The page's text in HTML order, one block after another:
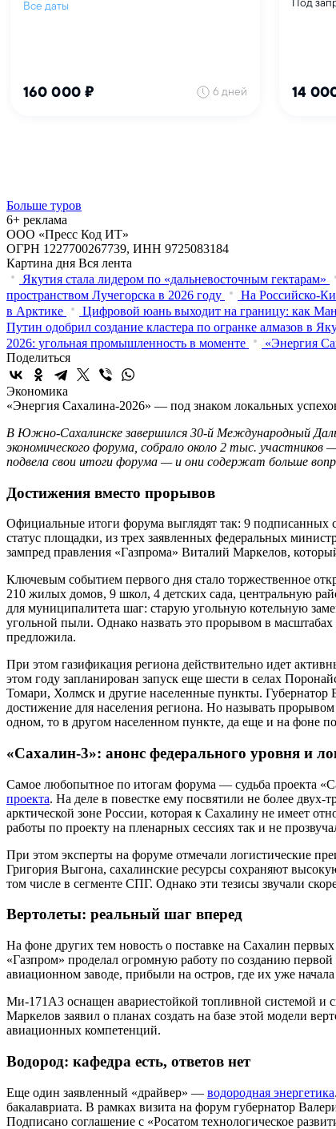
Больше туров
6+ реклама
ООО «Пресс Код ИТ»
ОГРН 1227700267739, ИНН 9725083184
Картина дня Вся лента
Якутия стала лидером по «дальневосточным гектарам»
пространством Лучегорска в 2026 году
На Российско-
в Арктике
Цифровой юань выходит на границу: как
Путин одобрил создание кластера по огранке алмазов в
2026: угольная промышленность в моменте
«Энергия
Поделиться
Экономика
«Энергия Сахалина-2026» — под знаком локальных
В Южно-Сахалинске завершился 30-й Международный
экономического форума, собрало около 2 тыс.
подвела свои итоги форума — и они содержат больше
Достижения вместо прорывов
Официальные итоги форума выглядят так: 9
статус площадки, из трех заявленных федеральных
зампред правления «Газпрома» Виталий Маркелов,
Ключевым событием первого дня стало торжественное
210 жилых домов, 9 школ, 4 детских сада, центральную
для муниципалитета шаг: старую угольную котельную
угольной пыли. Однако назвать это прорывом в
предложила.
При этом газификация региона действительно идет
этом году запланирован запуск еще шести в селах
Томари, Холмск и другие населенные пункты. Губернатор
достижение для населения региона. Но называть
одном, то в другом населенном пункте, да еще и на
«Сахалин-3»: анонс федерального уровня и
Самое любопытное по итогам форума — судьба проекта
проекта. На деле в повестке ему посвятили не более
арктической зоне России, которая к Сахалину не имеет
работы по проекту на пленарных сессиях так и не
При этом эксперты на форуме отмечали логистические
Григория Выгона, сахалинские ресурсы сохраняют
том числе в сегменте СПГ. Однако эти тезисы звучали
Вертолеты: реальный шаг вперед
На фоне других тем новость о поставке на Сахалин
«Газпром» проделал огромную работу по созданию
авиационном заводе, прибыли на остров, где их уже
Ми-171А3 оснащен авариестойкой топливной системой и
Маркелов заявил о планах создать на базе этой модели
авиационных компетенций.
Водород: кафедра есть, ответов нет
Еще один заявленный «драйвер» — водородная энергетика
бакалавриата. В рамках визита на форум губернатор
Подписано соглашение с «Росатом технологическое